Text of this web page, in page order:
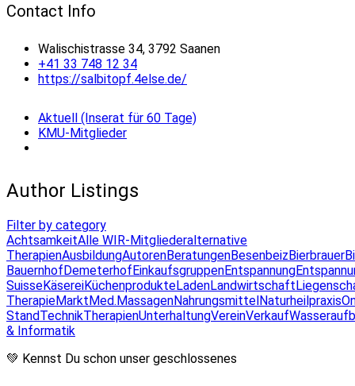
Contact Info
Walischistrasse 34, 3792 Saanen
+41 33 748 12 34
https://salbitopf.4else.de/
Aktuell (Inserat für 60 Tage)
KMU-Mitglieder
Author Listings
Filter by category
AchtsamkeitAlle WIR-Mitgliederalternative
TherapienAusbildungAutorenBeratungenBesenbeizBierbrauer
BauernhofDemeterhofEinkaufsgruppenEntspannung
SuisseKäsereiKüchenprodukteLadenLandwirtschaft
TherapieMarktMed.MassagenNahrungsmittelNaturheilpraxis
StandTechnikTherapienUnterhaltungVereinVerkauf
& Informatik
💚 Kennst Du schon unser geschlossenes